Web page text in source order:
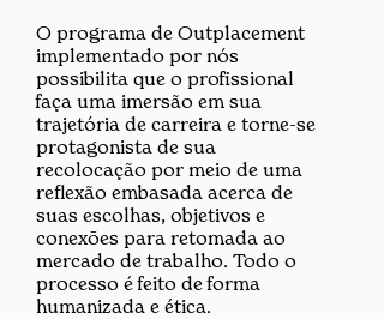
O programa de Outplacement
implementado por nós
possibilita que o profissional
faça uma imersão em sua
trajetória de carreira e torne-se
protagonista de sua
recolocação por meio de uma
reflexão embasada acerca de
suas escolhas, objetivos e
conexões para retomada ao
mercado de trabalho. Todo o
processo é feito de forma
humanizada e ética.